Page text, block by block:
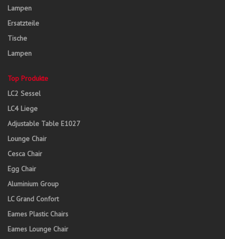
Lampen
Ersatzteile
Tische
Lampen
Top Produkte
LC2 Sessel
LC4 Liege
Adjustable Table E1027
Lounge Chair
Cesca Chair
Egg Chair
Aluminium Group
LC Grand Confort
Eames Plastic Chairs
Eames Lounge Chair